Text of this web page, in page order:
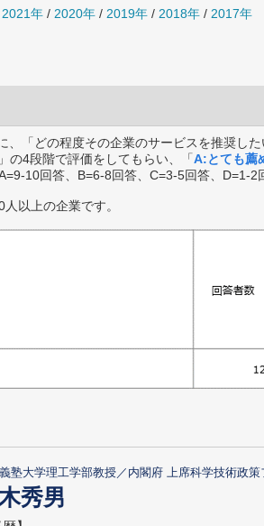
2021年 / 2020年 / 2019年 / 2018年 / 2017年
、「どの程度その企業のサービスを推奨し
」の4段階で評価をしてもらい、「A:とても薦
10回答、B=6-8回答、C=3-5回答、D=1-2
以上の企業です。
塾大学理工学部教授／内閣府 上席科学技術政策
秀男